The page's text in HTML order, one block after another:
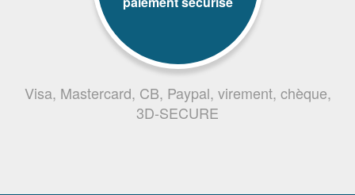
Visa, Mastercard, CB, Paypal, virement, chèque,
3D-SECURE